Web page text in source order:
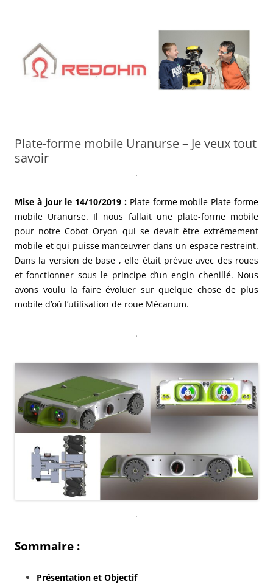
Plate-forme mobile Uranurse – Je veux tout
savoir
.
Mise à jour le 14/10/2019 :Plate-forme mobile Plate-forme
mobile Uranurse. Il nous fallait une plate-forme mobile
pour notre Cobot Oryon qui se devait être extrêmement
mobile et qui puisse manœuvrer dans un espace restreint.
Dans la version de base , elle était prévue avec des roues
et fonctionner sous le principe d’un engin chenillé. Nous
avons voulu la faire évoluer sur quelque chose de plus
mobile d’où l’utilisation de roue Mécanum.
.
.
Sommaire :
Présentation et Objectif